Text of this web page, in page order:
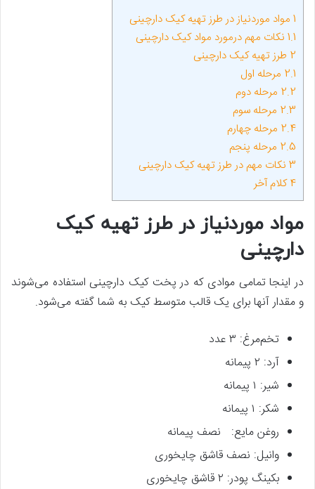
1 مواد موردنیاز در طرز تهیه کیک دارچینی
1.1 نکات مهم درمورد مواد کیک دارچینی
2 طرز تهیه کیک دارچینی
2.1 مرحله اول
2.2 مرحله دوم
2.3 مرحله سوم
2.4 مرحله چهارم
2.5 مرحله پنجم
3 نکات مهم در طرز تهیه کیک دارچینی
4کلام آخر
مواد موردنیاز در طرز تهیه کیک
دارچینی
در اینجا تمامی موادی که در پخت کیک دارچینی استفاده می‌شوند
و مقدار آنها برای یک قالب متوسط کیک به شما گفته می‌شود.
تخم‌مرغ: ۳ عدد
آرد: ۲ پیمانه
شیر: ۱ پیمانه
شکر: ۱ پیمانه
روغن مایع: نصف پیمانه
وانیل: نصف قاشق چایخوری
بکینگ پودر: ۲ قاشق چایخوری